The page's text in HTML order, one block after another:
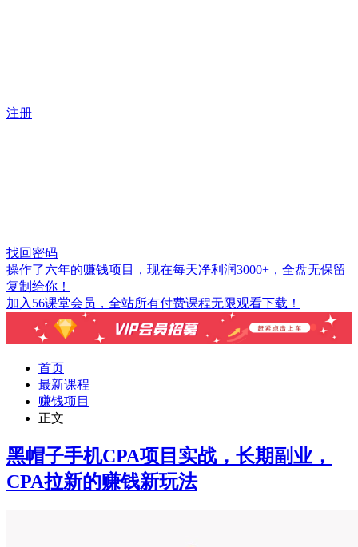
注册
找回密码
操作了六年的赚钱项目，现在每天净利润3000+，全盘无保留
复制给你！
加入56课堂会员，全站所有付费课程无限观看下载！
首页
最新课程
赚钱项目
正文
黑帽子手机CPA项目实战，长期副业，
CPA拉新的赚钱新玩法